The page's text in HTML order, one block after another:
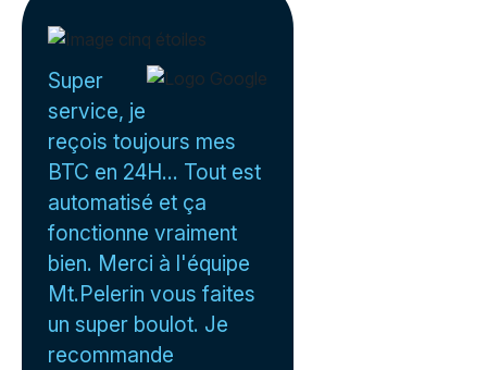
Super
service, je
reçois toujours mes
BTC en 24H... Tout est
automatisé et ça
fonctionne vraiment
bien. Merci à l'équipe
Mt.Pelerin vous faites
un super boulot. Je
recommande